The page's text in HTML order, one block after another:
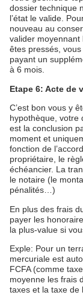
dossier technique
l’état le valide.
nouveau au
valider moyennant
êtes pressés,
payant un
à 6 mois.
Etape 6: Acte de
C’est bon vous y
hypothèque, votre
est la conclusion
moment et
fonction de
propriétaire, le
échéancier. La
le notaire (le
pénalités…)
En plus des frais
payer les
la plus-value si
Exple: Pour un
mercuriale est
FCFA (comme
moyenne les frais
taxes et la taxe de